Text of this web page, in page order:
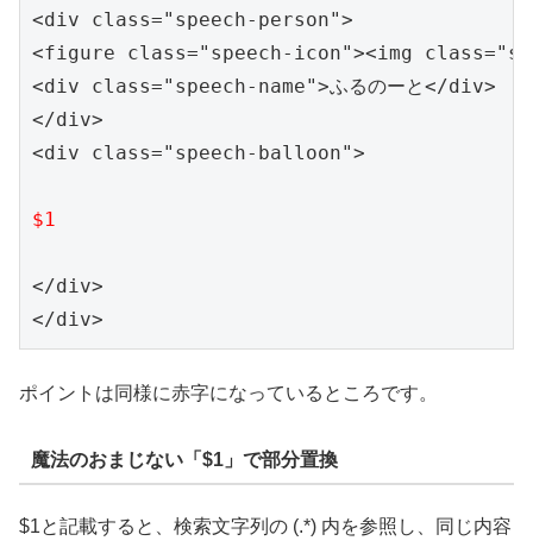
<div class="speech-person">
<figure class="speech-icon"><img
<div class="speech-name">ふるのーと</div>
</div>
<div class="speech-balloon">
</div>
</div>
ポイントは同様に赤字になっているところです。
魔法のおまじない「$1」で部分置換
$1と記載すると、検索文字列の (.*) 内を参照し、同じ内容